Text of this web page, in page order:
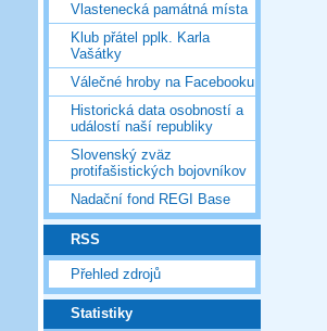
Vlastenecká památná místa
Klub přátel pplk. Karla
Vašátky
Válečné hroby na Facebooku
Historická data osobností a
událostí naší republiky
Slovenský zväz
protifašistických bojovníkov
Nadační fond REGI Base
RSS
Přehled zdrojů
Statistiky